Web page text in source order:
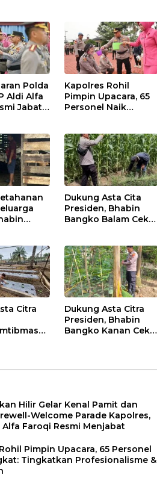
Polda
Aldi Alfa
Jabat
Kapolres Rohil
Pimpin Upacara, 65
Personel Naik
Profesionalisme &
Pelayanan
Dukung Asta Cita
Presiden, Bhabin
Bangko Balam Cek
Citra
Dukung Asta Citra
Presiden, Bhabin
Bangko Kanan Cek
Hilir Gelar Kenal Pamit dan
Welcome Parade Kapolres,
Alfa Faroqi Resmi Menjabat
Pimpin Upacara, 65 Personel
Tingkatkan Profesionalisme &